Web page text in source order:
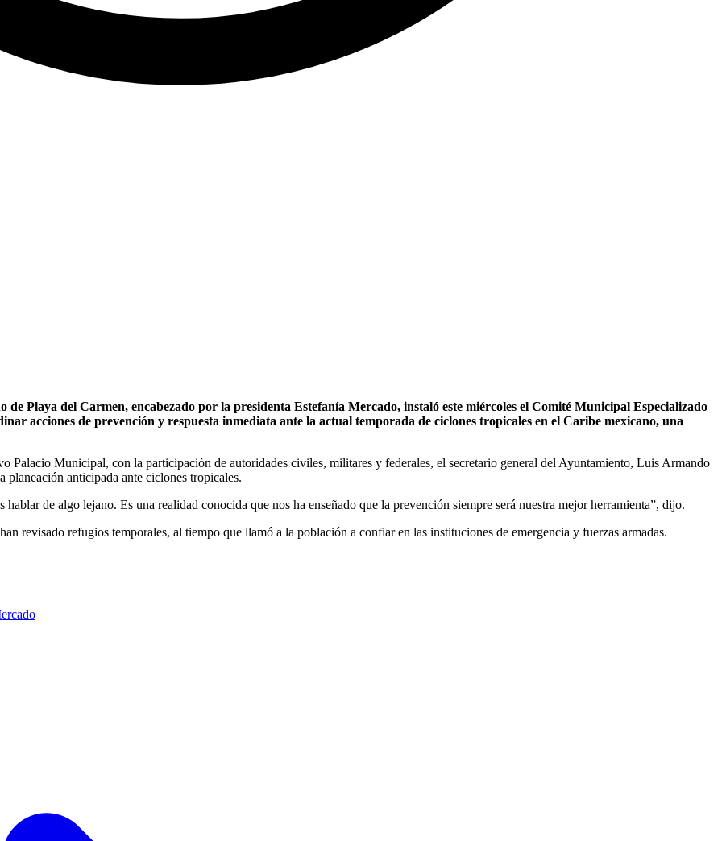
Playa del Carmen, encabezado por la presidenta Estefanía Mercado, instaló este miércoles el Comité Municipal Especializado
acciones de prevención y respuesta inmediata ante la actual temporada de ciclones tropicales en el Caribe mexicano, una
Palacio Municipal, con la participación de autoridades civiles, militares y federales, el secretario general del Ayuntamiento, Luis Armando
planeación anticipada ante ciclones tropicales.
de algo lejano. Es una realidad conocida que nos ha enseñado que la prevención siempre será nuestra mejor herramienta”, dijo.
revisado refugios temporales, al tiempo que llamó a la población a confiar en las instituciones de emergencia y fuerzas armadas.